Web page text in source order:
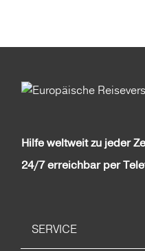
Hilfe weltweit zu jeder
24/7 erreichbar per
SERVICE